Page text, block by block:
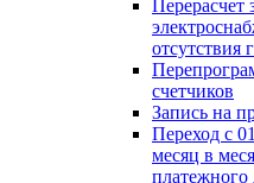
Перерасчет
отсутствия
счетчиков
Запись на
Переход с
месяц в
платежного